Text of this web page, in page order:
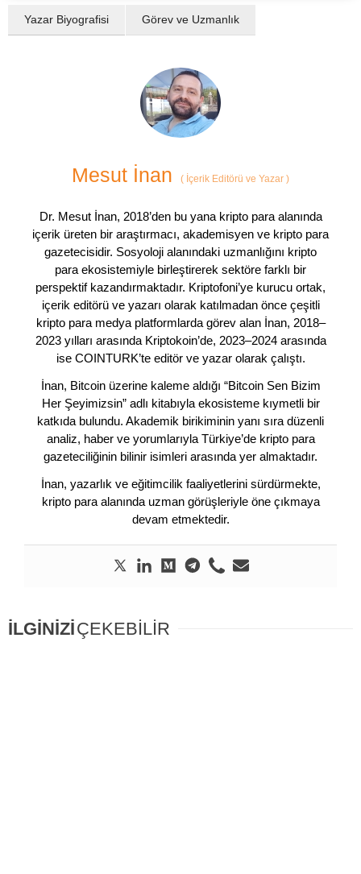
Yazar Biyografisi Görev ve Uzmanlık
Mesut İnan ( İçerik Editörü ve Yazar )
Dr. Mesut İnan, 2018’den bu yana kripto para alanında
içerik üreten bir araştırmacı, akademisyen ve kripto para
gazetecisidir. Sosyoloji alanındaki uzmanlığını kripto
para ekosistemiyle birleştirerek sektöre farklı bir
perspektif kazandırmaktadır. Kriptofoni’ye kurucu ortak,
içerik editörü ve yazarı olarak katılmadan önce çeşitli
kripto para medya platformlarda görev alan İnan, 2018–
2023 yılları arasında Kriptokoin’de, 2023–2024 arasında
ise COINTURK’te editör ve yazar olarak çalıştı.
İnan, Bitcoin üzerine kaleme aldığı “Bitcoin Sen Bizim
Her Şeyimizsin” adlı kitabıyla ekosisteme kıymetli bir
katkıda bulundu. Akademik birikiminin yanı sıra düzenli
analiz, haber ve yorumlarıyla Türkiye’de kripto para
gazeteciliğinin bilinir isimleri arasında yer almaktadır.
İnan, yazarlık ve eğitimcilik faaliyetlerini sürdürmekte,
kripto para alanında uzman görüşleriyle öne çıkmaya
devam etmektedir.
İLGİNİZİÇEKEBİLİR